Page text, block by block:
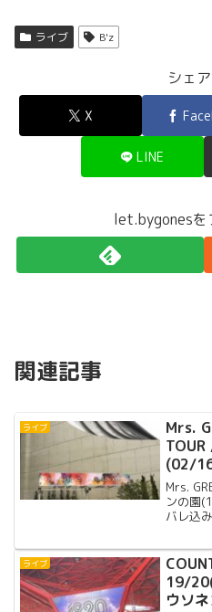
ライブ B'z
シェ
X
LINE
let.bygonesを
関連記事
ライブ
Mrs.
(02/
第一
Mrs.
ンの園
バレ込
ライブ
19/
ウソ